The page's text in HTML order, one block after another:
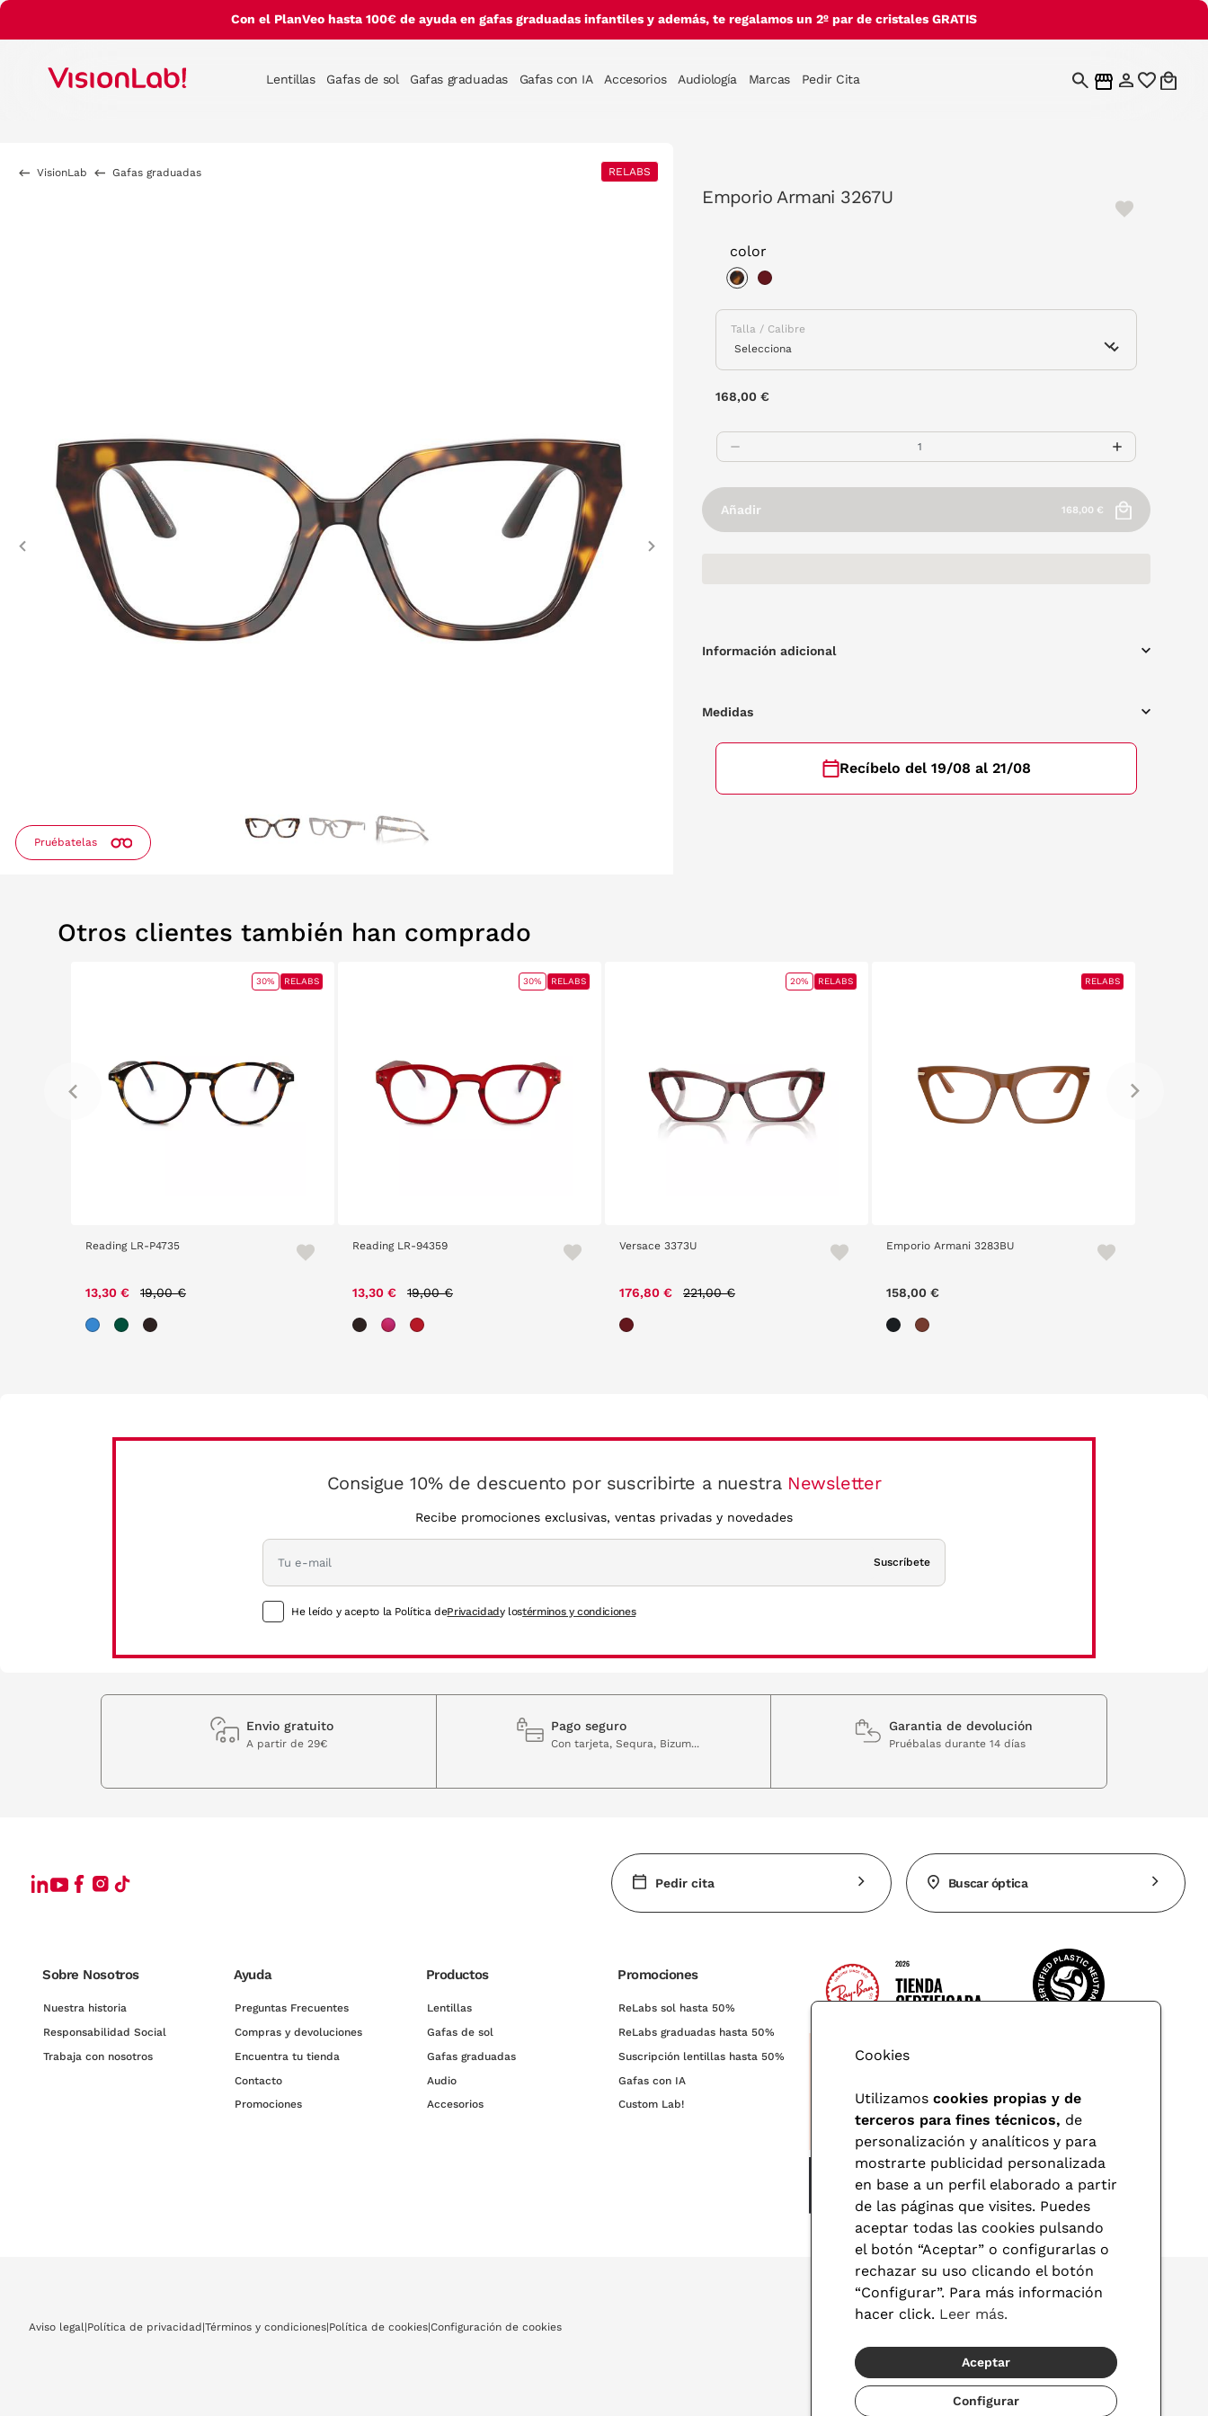
Con el PlanVeo hasta 100€ de ayuda en gafas graduadas infantiles y además, te regalamos un 2º par de cristales GRATIS
Lentillas Gafas de sol Gafas graduadas Gafas con IA Accesorios Audiología Marcas Pedir Cita
VisionLab Gafas graduadas RELABS
Pruébatelas
Previous
Emporio Armani 3267U
color
Talla / Calibre
168,00 €
Añadir 168,00 €
Información adicional
Medidas
Recíbelo del 19/08 al 21/08
Otros clientes también han comprado
Reading LR-P4735
13,30 € 19,00 €
30% RELABS
Reading LR-94359
13,30 € 19,00 €
30% RELABS
Versace 3373U
176,80 € 221,00 €
20% RELABS
Emporio Armani 3283BU
158,00 €
RELABS
Consigue 10% de descuento por suscribirte a nuestra Newsletter
Recibe promociones exclusivas, ventas privadas y novedades
Suscríbete
He leído y acepto la Política dePrivacidady lostérminos y condiciones
Envio gratuito
A partir de 29€
Pago seguro
Con tarjeta, Sequra, Bizum...
Garantia de devolución
Pruébalas durante 14 días
Pedir cita Buscar óptica
Sobre Nosotros
Nuestra historia
Responsabilidad Social
Trabaja con nosotros
Ayuda
Preguntas Frecuentes
Compras y devoluciones
Encuentra tu tienda
Contacto
Promociones
Productos
Lentillas
Gafas de sol
Gafas graduadas
Audio
Accesorios
Promociones
ReLabs sol hasta 50%
ReLabs graduadas hasta 50%
Suscripción lentillas hasta 50%
Gafas con IA
Custom Lab!
Aviso legal |Política de privacidad|Términos y condiciones|Política de cookies|Configuración de cookies
© 2026 Visionlab
Cookies
Utilizamos cookies propias y de
terceros para fines técnicos, de
personalización y analíticos y para
mostrarte publicidad personalizada
en base a un perfil elaborado a partir
de las páginas que visites. Puedes
aceptar todas las cookies pulsando
el botón “Aceptar” o configurarlas o
rechazar su uso clicando el botón
“Configurar”. Para más información
hacer click. Leer más.
Aceptar
Configurar